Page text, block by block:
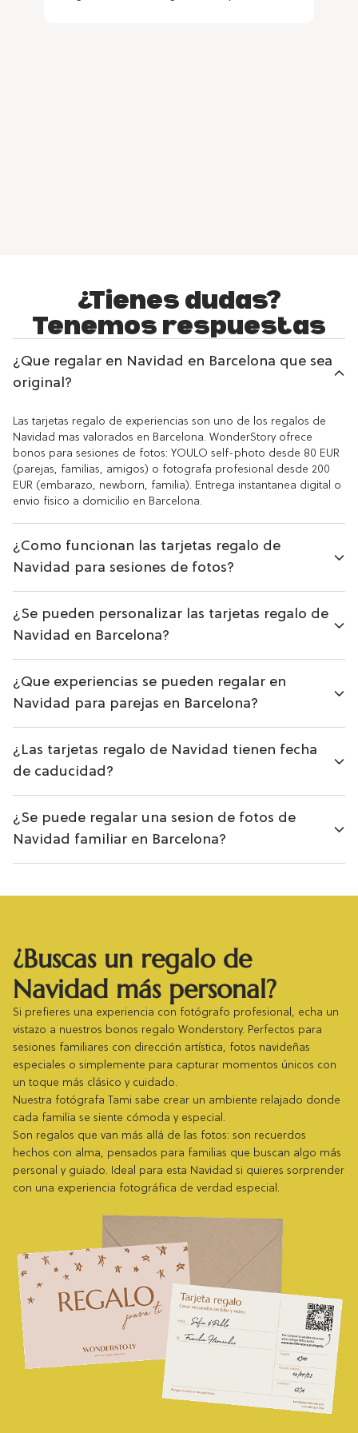
¿Tienes dudas?
Tenemos respuestas
¿Que regalar en Navidad en Barcelona que sea
original?
Las tarjetas regalo de experiencias son uno de los regalos de
Navidad mas valorados en Barcelona. WonderStory ofrece
bonos para sesiones de fotos: YOULO self-photo desde 80 EUR
(parejas, familias, amigos) o fotografa profesional desde 200
EUR (embarazo, newborn, familia). Entrega instantanea digital o
envio fisico a domicilio en Barcelona.
¿Como funcionan las tarjetas regalo de
Navidad para sesiones de fotos?
¿Se pueden personalizar las tarjetas regalo de
Navidad en Barcelona?
¿Que experiencias se pueden regalar en
Navidad para parejas en Barcelona?
¿Las tarjetas regalo de Navidad tienen fecha
de caducidad?
¿Se puede regalar una sesion de fotos de
Navidad familiar en Barcelona?
¿Buscas un regalo de
Navidad más personal?
Si prefieres una experiencia con fotógrafo profesional, echa un
vistazo a nuestros bonos regalo Wonderstory. Perfectos para
sesiones familiares con dirección artística, fotos navideñas
especiales o simplemente para capturar momentos únicos con
un toque más clásico y cuidado.
Nuestra fotógrafa Tami sabe crear un ambiente relajado donde
cada familia se siente cómoda y especial.
Son regalos que van más allá de las fotos: son recuerdos
hechos con alma, pensados para familias que buscan algo más
personal y guiado. Ideal para esta Navidad si quieres sorprender
con una experiencia fotográfica de verdad especial.